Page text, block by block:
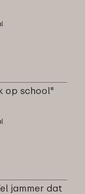
op school"
jammer dat